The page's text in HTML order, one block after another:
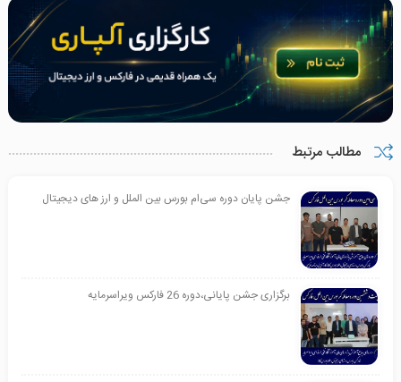
مطالب مرتبط
جشن پایان دوره سی‌ام بورس بین الملل و ارز های دیجیتال
برگزاری جشن پایانی،دوره 26 فارکس ویراسرمایه